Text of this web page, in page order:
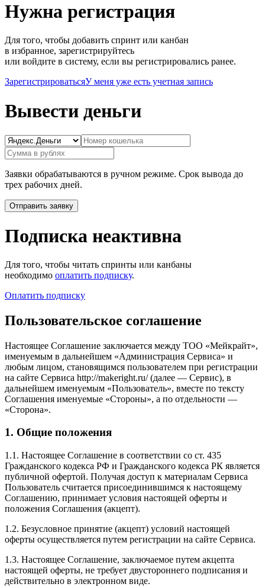
Нужна регистрация
Для того, чтобы добавить спринт или канбан
в избранное, зарегистрируйтесь
или войдите в систему, если вы регистрировались ранее.
ЗарегистрироватьсяУ меня уже есть учетная запись
Вывести деньги
Заявки обрабатываются в ручном режиме. Срок вывода до
трех рабочих дней.
Подписка неактивна
Для того, чтобы читать спринты или канбаны
необходимо оплатить подписку.
Оплатить подписку
Пользовательское соглашение
Настоящее Соглашение заключается между ТОО «Мейкрайт»,
именуемым в дальнейшем «Администрация Сервиса» и
любым лицом, становящимся пользователем при регистрации
на сайте Сервиса http://makeright.ru/ (далее — Сервис), в
дальнейшем именуемым «Пользователь», вместе по тексту
Соглашения именуемые «Стороны», а по отдельности —
«Сторона».
1. Общие положения
1.1. Настоящее Соглашение в соответствии со ст. 435
Гражданского кодекса РФ и Гражданского кодекса РК является
публичной офертой. Получая доступ к материалам Сервиса
Пользователь считается присоединившимся к настоящему
Соглашению, принимает условия настоящей оферты и
положения Соглашения (акцепт).
1.2. Безусловное принятие (акцепт) условий настоящей
оферты осуществляется путем регистрации на сайте Сервиса.
1.3. Настоящее Соглашение, заключаемое путем акцепта
настоящей оферты, не требует двустороннего подписания и
действительно в электронном виде.